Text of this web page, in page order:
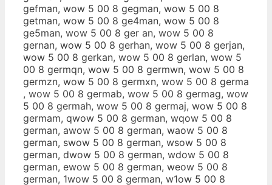
gefman, wow 5 00 8 gegman, wow 5 00 8
getman, wow 5 00 8 ge4man, wow 5 00 8
ge5man, wow 5 00 8 ger an, wow 5 00 8
gernan, wow 5 00 8 gerhan, wow 5 00 8 gerjan,
wow 5 00 8 gerkan, wow 5 00 8 gerlan, wow 5
00 8 germqn, wow 5 00 8 germwn, wow 5 00 8
germzn, wow 5 00 8 germxn, wow 5 00 8 germa
, wow 5 00 8 germab, wow 5 00 8 germag, wow
5 00 8 germah, wow 5 00 8 germaj, wow 5 00 8
germam, qwow 5 00 8 german, wqow 5 00 8
german, awow 5 00 8 german, waow 5 00 8
german, swow 5 00 8 german, wsow 5 00 8
german, dwow 5 00 8 german, wdow 5 00 8
german, ewow 5 00 8 german, weow 5 00 8
german, 1wow 5 00 8 german, w1ow 5 00 8